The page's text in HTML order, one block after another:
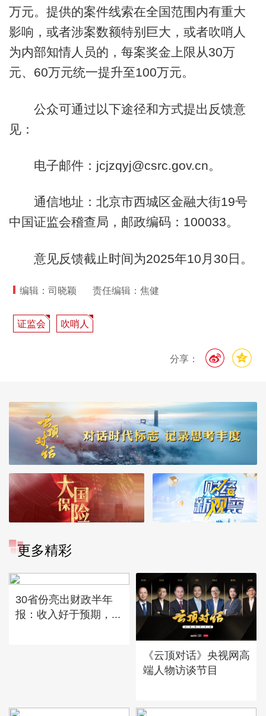
万元。提供的案件线索在全国范围内有重大
影响，或者涉案数额特别巨大，或者吹哨人
为内部知情人员的，每案奖金上限从30万
元、60万元统一提升至100万元。
公众可通过以下途径和方式提出反馈意
见：
电子邮件：jcjzqyj@csrc.gov.cn。
通信地址：北京市西城区金融大街19号
中国证监会稽查局，邮政编码：100033。
意见反馈截止时间为2025年10月30日。
编辑：司晓颖 责任编辑：焦健
证监会 吹哨人
分享：
更多精彩
30省份亮出财政半年
报：收入好于预期，...
《云顶对话》央视网高
端人物访谈节目